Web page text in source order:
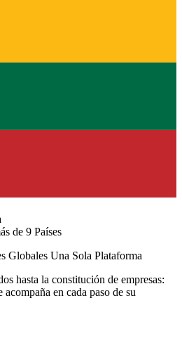
de 9 Países
Globales Una Sola Plataforma
hasta la constitución de empresas:
en cada paso de su